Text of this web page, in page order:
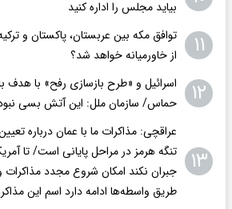
بیاید مجلس را اداره کنید
۱۱
توافق مکه بین عربستان، پاکستان و
از خاورمیانه خواهد شد؟
۱۲
اسرائیل و «طرح بازسازی رفح» با هدف
حماس/ سازمان ملل: این آتش بسی نبود
۱۳
عراقچی: مذاکرات ما با عمان درباره
تنگه هرمز در مراحل پایانی است/ تا
جبران نکند امکان شروع مجدد مذاکرات
طریق واسطه‌ها ادامه دارد اسم این